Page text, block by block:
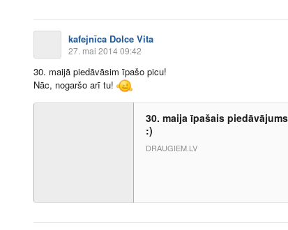
kafejnīca Dolce Vita
27. mai 2014 09:42
30. maijā piedāvāsim īpašo picu!
Nāc, nogaršo arī tu!
30. maija īpašais
:)
DRAUGIEM.LV